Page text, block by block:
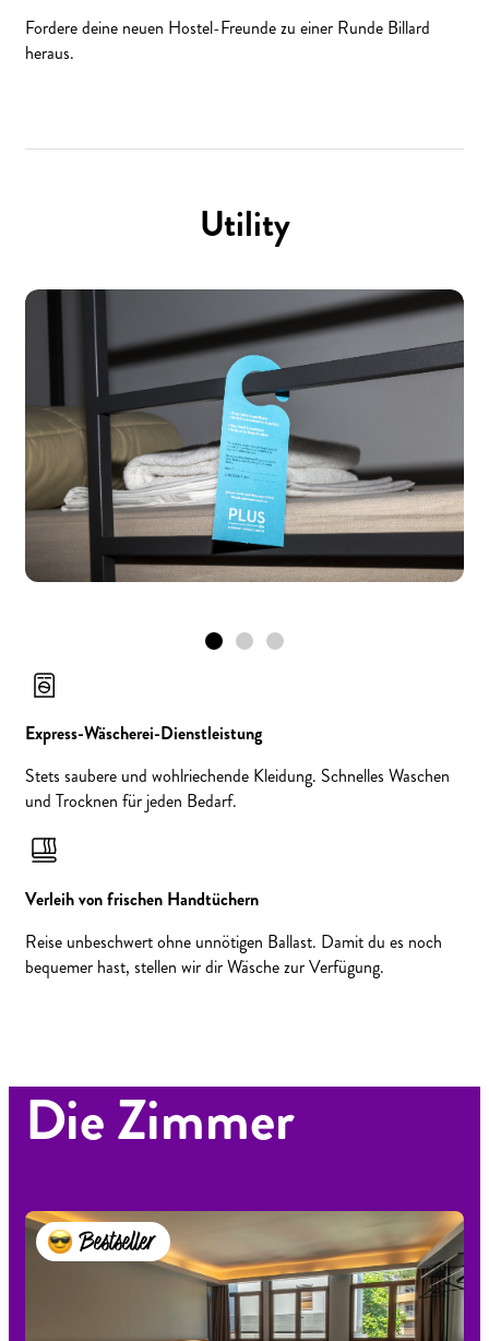
Fordere deine neuen Hostel-Freunde zu einer Runde Billard
heraus.
Utility
Express-Wäscherei-Dienstleistung
Stets saubere und wohlriechende Kleidung. Schnelles Waschen
und Trocknen für jeden Bedarf.
Verleih von frischen Handtüchern
Reise unbeschwert ohne unnötigen Ballast. Damit du es noch
bequemer hast, stellen wir dir Wäsche zur Verfügung.
Die Zimmer
Bestseller